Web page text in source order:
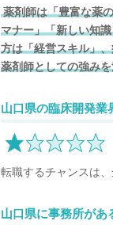
薬剤師は「豊富な薬
マナー」「新しい知
方は「経営スキル」
薬剤師としての強み
山口県の臨床開発業
転職するチャンスは
山口県に事務所があ